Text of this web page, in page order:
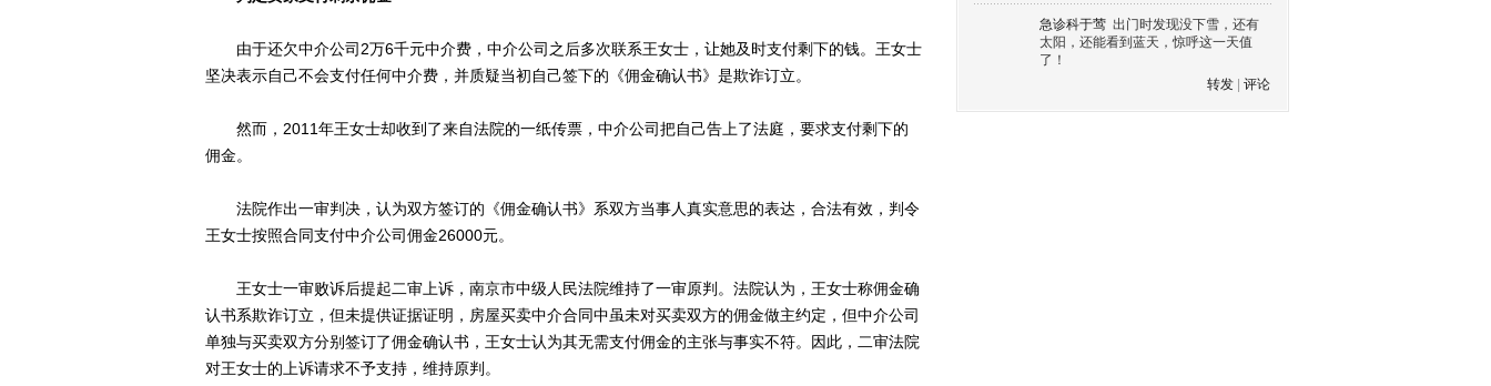
由于还欠中介公司2万6千元中介费，中介公司之后多次联系王女士，让她及时支付剩下的钱。王女士
坚决表示自己不会支付任何中介费，并质疑当初自己签下的《佣金确认书》是欺诈订立。
然而，2011年王女士却收到了来自法院的一纸传票，中介公司把自己告上了法庭，要求支付剩下的
佣金。
法院作出一审判决，认为双方签订的《佣金确认书》系双方当事人真实意思的表达，合法有效，判令
王女士按照合同支付中介公司佣金26000元。
王女士一审败诉后提起二审上诉，南京市中级人民法院维持了一审原判。法院认为，王女士称佣金确
认书系欺诈订立，但未提供证据证明，房屋买卖中介合同中虽未对买卖双方的佣金做主约定，但中介公司
单独与买卖双方分别签订了佣金确认书，王女士认为其无需支付佣金的主张与事实不符。因此，二审法院
对王女士的上诉请求不予支持，维持原判。
急诊科于莺 出门时发现没下雪，还有
太阳，还能看到蓝天，惊呼这一天值
了！
转发
评论